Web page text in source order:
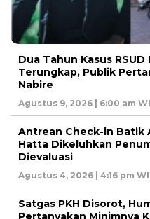
Dua Tahun Kasus
Terungkap, Publik
Nabire
Agustus 9, 2026 | 6:00 am
Antrean Check-in Batik
Hatta Dikeluhkan
Dievaluasi
Agustus 4, 2026 | 4:16 pm
Satgas PKH Disorot,
Pertanyakan Minimnya